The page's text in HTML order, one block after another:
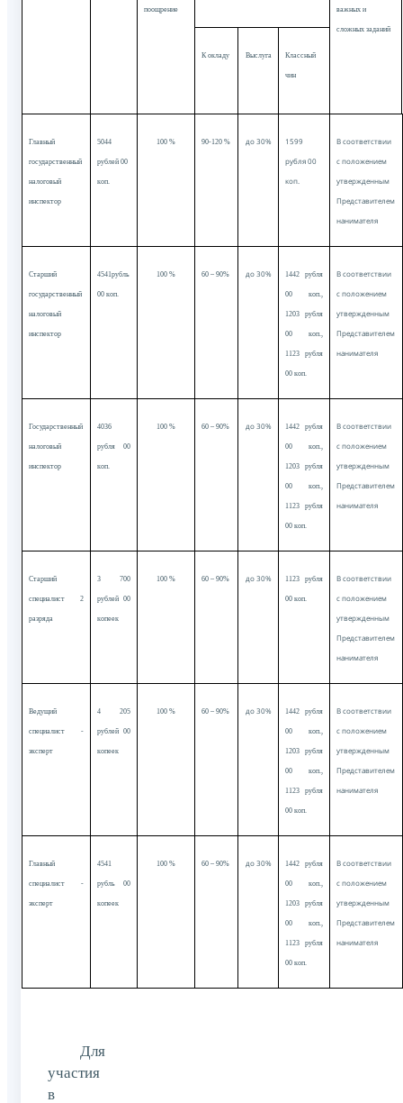
поощрение важных и
сложных заданий
К окладу Выслуга Классный
чин
Главный
государственный
налоговый
инспектор
5044
рублей 00
коп.
100 % 90-120 % до 30%
1599
рубля 00
коп.
В соответствии
с положением
утвержденным
Представителем
нанимателя
Старший
государственный
налоговый
инспектор
4541рубль
00 коп.
100 % 60 – 90% до 30% 1442 рубля
00 коп.,
1203 рубля
00 коп.,
1123 рубля
00 коп.
В соответствии
с положением
утвержденным
Представителем
нанимателя
Государственный
налоговый
инспектор
4036
рубля 00
коп.
100 % 60 – 90% до 30% 1442 рубля
00 коп.,
1203 рубля
00 коп.,
1123 рубля
00 коп.
В соответствии
с положением
утвержденным
Представителем
нанимателя
Старший
специалист 2
разряда
3 700
рублей 00
копеек
100 % 60 – 90% до 30% 1123 рубля
00 коп.
В соответствии
с положением
утвержденным
Представителем
нанимателя
Ведущий
специалист -
эксперт
4 205
рублей 00
копеек
100 % 60 – 90% до 30% 1442 рубля
00 коп.,
1203 рубля
00 коп.,
1123 рубля
00 коп.
В соответствии
с положением
утвержденным
Представителем
нанимателя
Главный
специалист -
эксперт
4541
рубль 00
копеек
100 % 60 – 90% до 30% 1442 рубля
00 коп.,
1203 рубля
00 коп.,
1123 рубля
00 коп.
В соответствии
с положением
утвержденным
Представителем
нанимателя
Для
участия
в